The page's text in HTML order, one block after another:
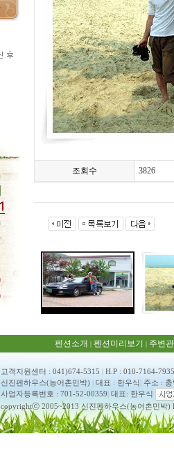
조회수 3826
펜션소개 | 펜션미리보기 | 주변
고객지원센터 : 041)674-5315 | H.P : 010-7164-7935
신진펜하우스(농어촌민박) | 대표 : 한우식| 주소 :
사업자등록번호 : 701-52-00359 대표: 한우식
copyrightⓒ 2005~2013 신진펜하우스(농어촌민박)